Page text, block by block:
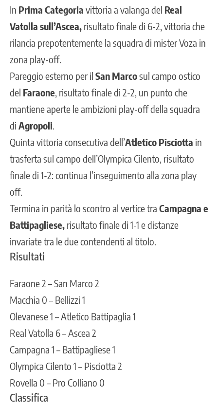
In Prima Categoria vittoria a valanga del Real
Vatolla sull’Ascea, risultato finale di 6-2, vittoria che
rilancia prepotentemente la squadra di mister Voza in
zona play-off.
Pareggio esterno per il San Marcosul campo ostico
del Faraone , risultato finale di 2-2, un punto che
mantiene aperte le ambizioni play-off della squadra
di Agropoli
Quinta vittoria consecutiva dell’Atletico Pisciotta in
trasferta sul campo dell’Olympica Cilento, risultato
finale di 1-2: continua l’inseguimento alla zona play
off.
Termina in parità lo scontro al vertice tra Campagna e
Battipagliese, risultato finale di 1-1 e distanze
invariate tra le due contendenti al titolo.
Risultati
Faraone 2 – San Marco 2
Macchia 0 – Bellizzi 1
Olevanese 1 – Atletico Battipaglia 1
Real Vatolla 6 – Ascea 2
Campagna 1 – Battipagliese 1
Olympica Cilento 1 – Pisciotta 2
Rovella 0 – Pro Colliano 0
Classifica